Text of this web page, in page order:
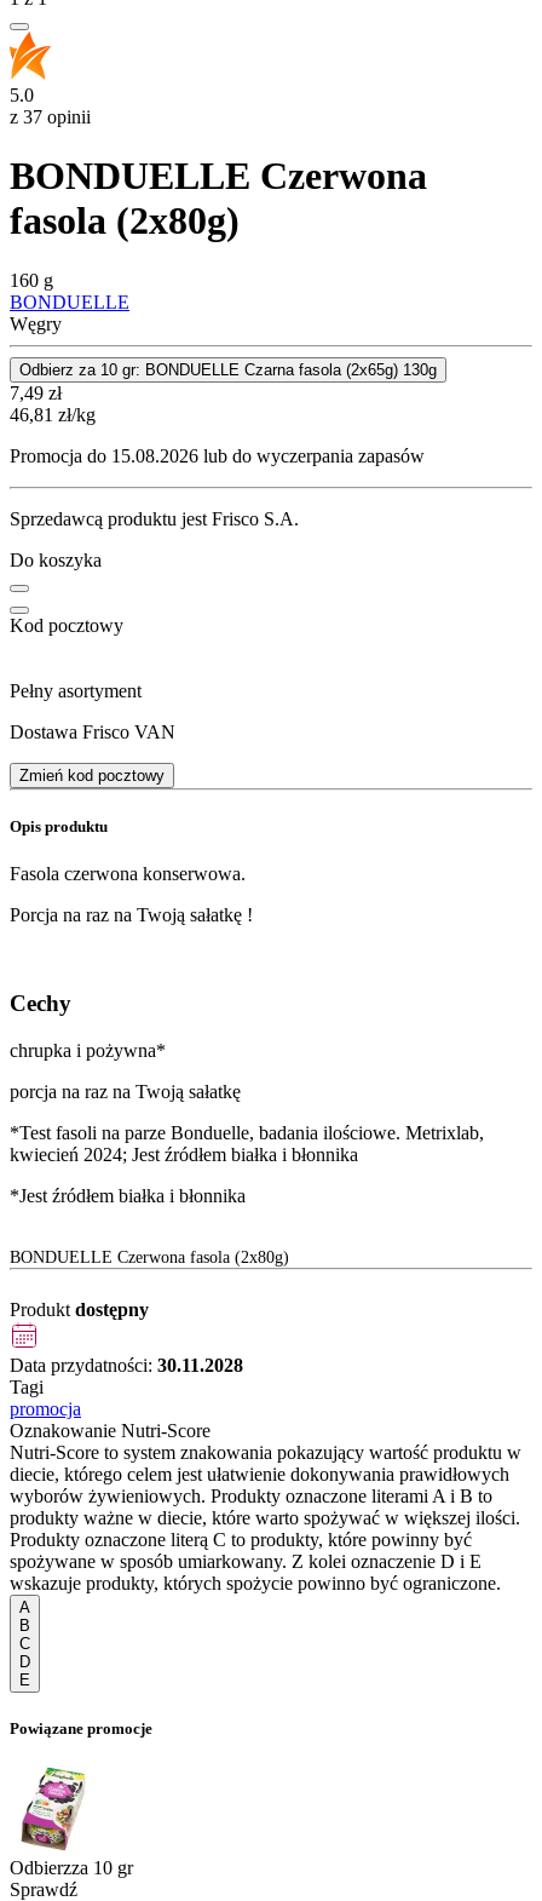
5.0
z 37 opinii
BONDUELLE Czerwona
fasola (2x80g)
160 g
BONDUELLE
Węgry
Odbierz za 10 gr: BONDUELLE Czarna fasola (2x65g) 130g
Cena
7,49 zł
46,81 zł/kg
Promocja do 15.08.2026 lub do wyczerpania zapasów
Sprzedawcą produktu jest Frisco S.A.
Do koszyka
Kod pocztowy
Pełny asortyment
Dostawa Frisco VAN
Zmień kod pocztowy
Opis produktu
Fasola czerwona konserwowa.
Porcja na raz na Twoją sałatkę !
Cechy
chrupka i pożywna*
porcja na raz na Twoją sałatkę
*Test fasoli na parze Bonduelle, badania ilościowe. Metrixlab,
kwiecień 2024; Jest źródłem białka i błonnika
*Jest źródłem białka i błonnika
BONDUELLE Czerwona fasola (2x80g)
Produkt dostępny
Data przydatności: 30.11.2028
Tagi
promocja
Oznakowanie Nutri-Score
Nutri-Score to system znakowania pokazujący wartość produktu w
diecie, którego celem jest ułatwienie dokonywania prawidłowych
wyborów żywieniowych. Produkty oznaczone literami A i B to
produkty ważne w diecie, które warto spożywać w większej ilości.
Produkty oznaczone literą C to produkty, które powinny być
spożywane w sposób umiarkowany. Z kolei oznaczenie D i E
wskazuje produkty, których spożycie powinno być ograniczone.
A
B
C
D
E
Powiązane promocje
Odbierzza 10 gr
Sprawdź